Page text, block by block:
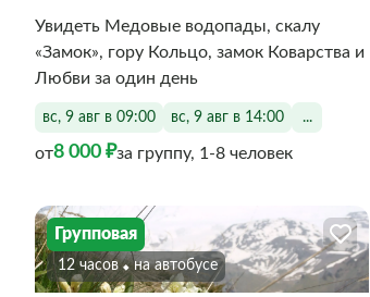
Увидеть Медовые водопады, скалу
«Замок», гору Кольцо, замок Коварства и
Любви за один день
вс, 9 авг в 09:00 вс, 9 авг в 14:00 ...
от8 000 ₽за группу, 1-8 человек
Групповая
12 часов На автобусе